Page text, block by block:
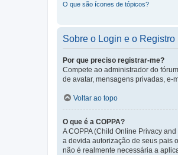
O que são ícones de tópicos?
Sobre o Login e o Registro
Por que preciso registrar-me?
Compete ao administrador do
de avatar, mensagens privadas, e-
Voltar ao topo
O que é a COPPA?
A COPPA (Child Online Privacy
a devida autorização de seus pais
não é realmente necessária a